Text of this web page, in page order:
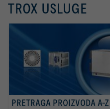
TROX USLUGE
PRETRAGA PROIZVODA A-Z